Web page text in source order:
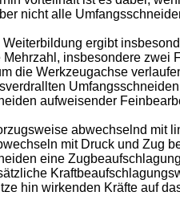
nicht alle
Weiterbildung ergibt
insbesondere zwei
die Werkzeugachse
aufweisender
abwechselnd mit
mit Druck und Zug
eine
hin wirkenden Kräfte auf